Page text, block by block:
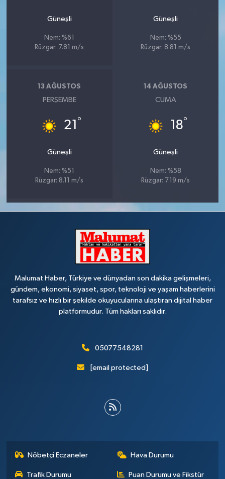
Güneşli
Nem: %61
Rüzgar: 7.81 m/s
Güneşli
Nem: %55
Rüzgar: 8.81 m/s
13 AĞUSTOS
PERŞEMBE
21 °
Güneşli
Nem: %51
Rüzgar: 8.11 m/s
14 AĞUSTOS
CUMA
18°
Güneşli
Nem: %58
Rüzgar: 7.19 m/s
Malumat Haber, Türkiye ve dünyadan son dakika gelişmeleri,
gündem, ekonomi, siyaset, spor, teknoloji ve yaşam haberlerini
tarafsız ve hızlı bir şekilde okuyucularına ulaştıran dijital haber
platformudur. Tüm hakları saklıdır.
05077548281
[email protected]
Nöbetçi Eczaneler Hava Durumu
Trafik Durumu Puan Durumu ve Fikstür